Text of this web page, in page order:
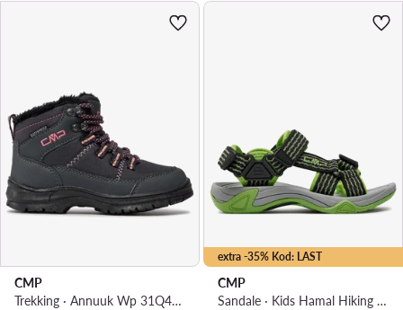
CMP
Trekking · Annuuk Wp 31Q4954 · Siva
extra -35% Kod: LAST
CMP
Sandale · Kids Hamal Hiking Sandal 38Q9954 · Crna